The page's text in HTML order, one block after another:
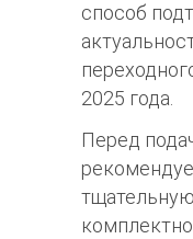
способ
2025 года.
Перед